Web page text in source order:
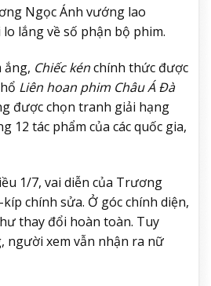
Ngọc Ánh vướng lao
lắng về số phận bộ phim.
ắng, Chiếc kénchính thức được
Liên hoan phim Châu Á Đà
được chọn tranh giải hạng
12 tác phẩm của các quốc gia,
1/7, vai diễn của Trương
chính sửa. Ở góc chính diện,
thay đổi hoàn toàn. Tuy
người xem vẫn nhận ra nữ